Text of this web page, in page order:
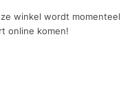
winkel wordt momenteel
online komen!